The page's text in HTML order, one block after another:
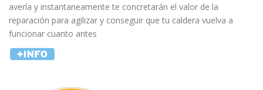
avería y instantaneamente te concretarán el valor de la
reparación para agilizar y conseguir que tu caldera vuelva a
funcionar cuanto antes